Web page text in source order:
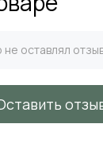
оставлял